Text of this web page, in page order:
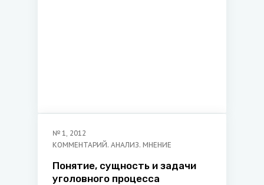
№ 1, 2012
КОММЕНТАРИЙ. АНАЛИЗ. МНЕНИЕ
Понятие, сущность и задачи
уголовного процесса